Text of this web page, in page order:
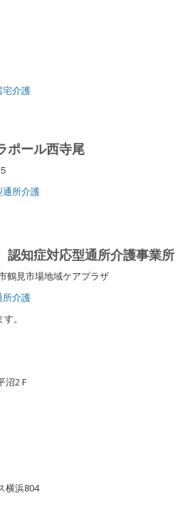
宅介護
ポール西寺尾
通所介護
知症対応型通所介護事業所
見市場地域ケアプラザ
所介護
。
沼2Ｆ
横浜804